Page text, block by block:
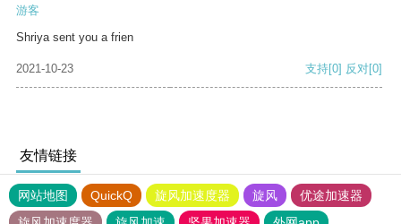
游客
Shriya sent you a frien
2021-10-23 支持[0] 反对[0]
友情链接
网站地图 QuickQ 旋风加速度器 旋风
优途加速器